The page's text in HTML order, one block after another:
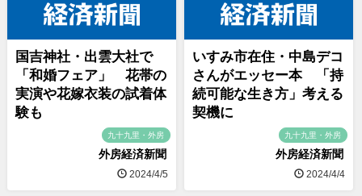
国吉神社・出雲大社で
「和婚フェア」 花帯の
実演や花嫁衣装の試着体
験も
九十九里・外房
外房経済新聞
2024/4/5
いすみ市在住・中島デコ
さんがエッセー本 「持
続可能な生き方」考える
契機に
九十九里・外房
外房経済新聞
2024/4/4